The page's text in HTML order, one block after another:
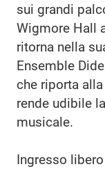
sui grandi
Wigmore Hall
ritorna nella
Ensemble
che riporta
rende udibile
musicale.
Ingresso libero